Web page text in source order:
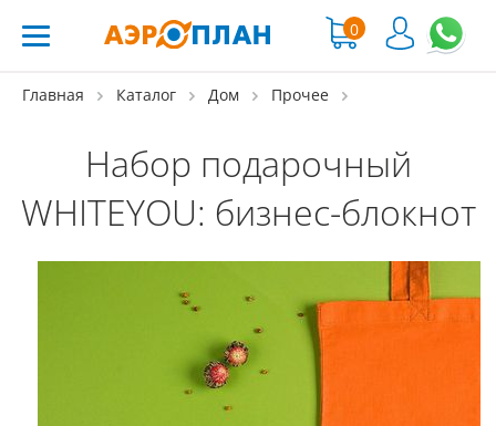
0
Главная Каталог Дом Прочее
Набор подарочный
WHITEYOU: бизнес-блокнот